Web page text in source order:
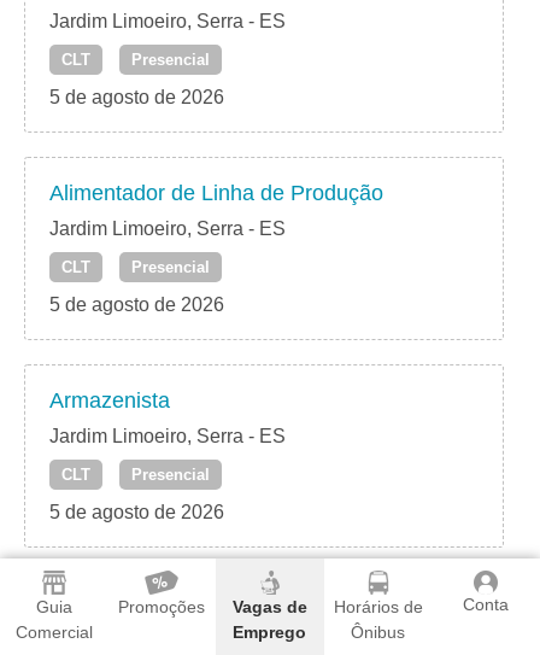
Guia
Comercial
Promoções
Vagas de
Emprego
Horários de
Ônibus
Conta
Jardim Limoeiro, Serra - ES
CLT Presencial
5 de agosto de 2026
Alimentador de Linha de Produção
Jardim Limoeiro, Serra - ES
CLT Presencial
5 de agosto de 2026
Armazenista
Jardim Limoeiro, Serra - ES
CLT Presencial
5 de agosto de 2026
Auxiliar de Vendas
Jardim Limoeiro, Serra - ES